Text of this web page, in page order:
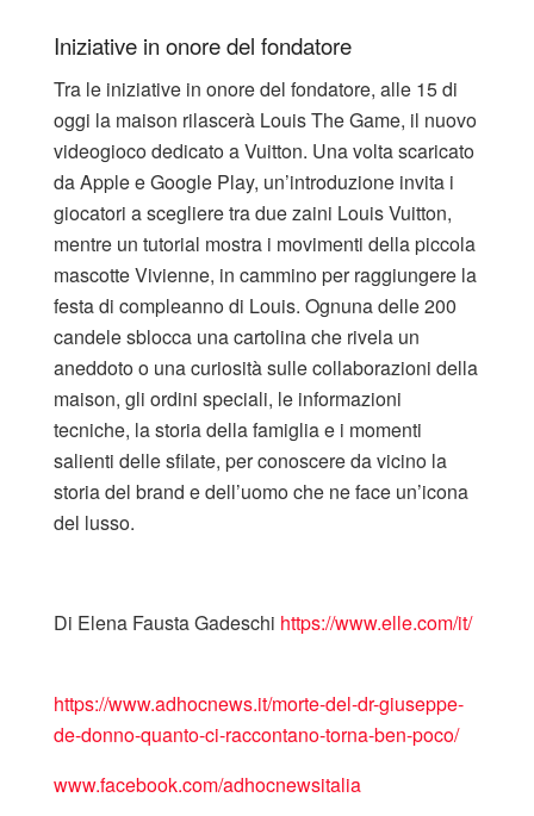
Iniziative in onore del fondatore
Tra le iniziative in onore del fondatore, alle 15 di
oggi la maison rilascerà Louis The Game, il nuovo
videogioco dedicato a Vuitton. Una volta scaricato
da Apple e Google Play, un’introduzione invita i
giocatori a scegliere tra due zaini Louis Vuitton,
mentre un tutorial mostra i movimenti della piccola
mascotte Vivienne, in cammino per raggiungere la
festa di compleanno di Louis. Ognuna delle 200
candele sblocca una cartolina che rivela un
aneddoto o una curiosità sulle collaborazioni della
maison, gli ordini speciali, le informazioni
tecniche, la storia della famiglia e i momenti
salienti delle sfilate, per conoscere da vicino la
storia del brand e dell’uomo che ne face un’icona
del lusso.
Di Elena Fausta Gadeschi https://www.elle.com/it/
https://www.adhocnews.it/morte-del-dr-giuseppe-
de-donno-quanto-ci-raccontano-torna-ben-poco/
www.facebook.com/adhocnewsitalia